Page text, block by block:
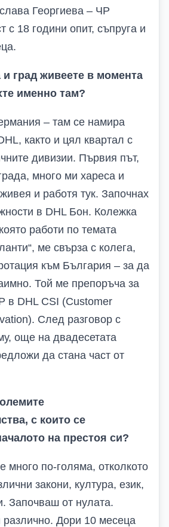
Георгиева – ЧР
с 18 години опит, съпруга и
град живеете в момента
именно там?
– там се намира
както и цял квартал с
дивизии. Първия път,
много ми хареса и
и работя тук. Започнах
в DHL Бон. Колежка
работи по темата
ме свърза с колега,
към България – за да
Той ме препоръча за
в DHL CSI (Customer
След разговор с
още на двадесетата
да стана част от
с които се
на престоя си?
много по-голяма, отколкото
закони, култура, език,
Започваш от нулата.
различно. Дори 10 месеца